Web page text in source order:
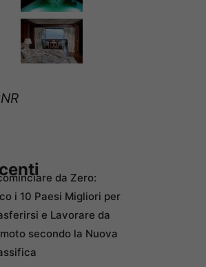
da Zero:
i 10 Paesi Migliori per
e Lavorare da
secondo la Nuova